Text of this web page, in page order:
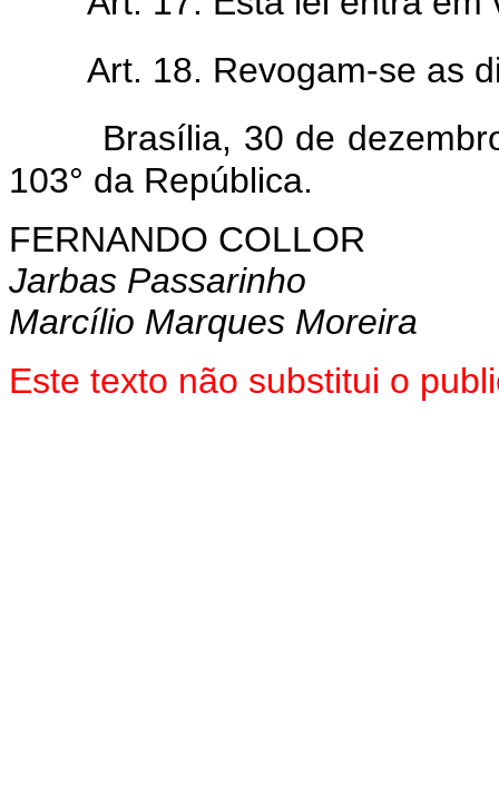
Art. 18. Revogam-se as
Brasília, 30 de
103° da República.
FERNANDO COLLOR
Jarbas Passarinho
Marcílio Marques Moreira
Este texto não substitui o